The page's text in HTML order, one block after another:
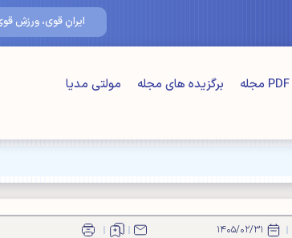
ایرانِ قوی، ورزشِ قوی ۱۵/مرداد/۱۴۰۵
برگزیده های مجله مولتی مدیا
۱۴۰۵/۰۲/۳۱